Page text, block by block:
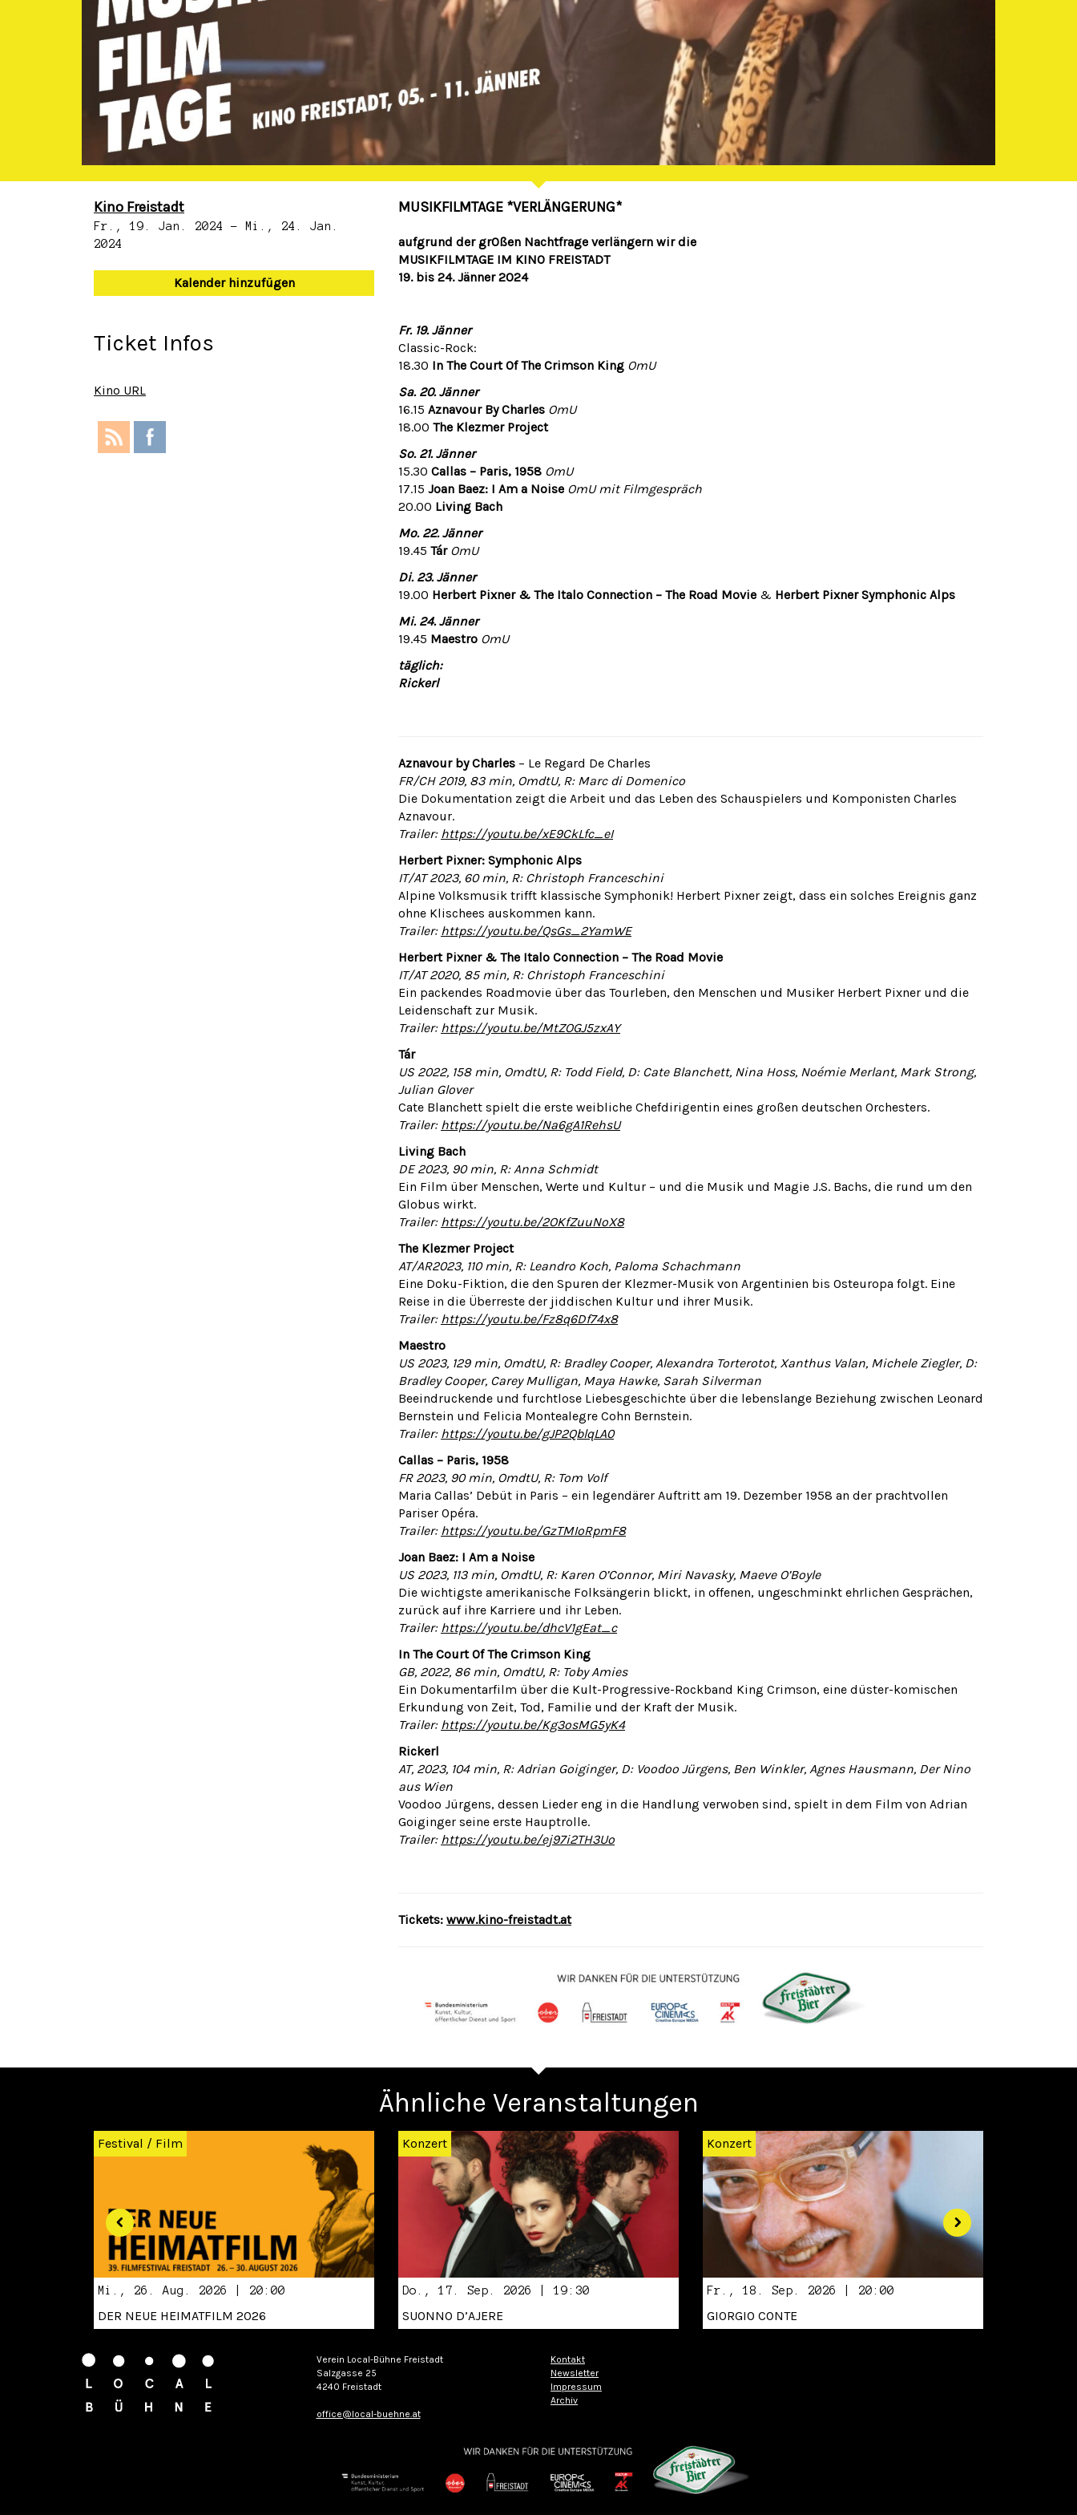
Kino Freistadt
Fr., 19. Jan. 2024 - Mi., 24. Jan.
2024
Kalender hinzufügen
Ticket Infos
Kino URL
MUSIKFILMTAGE *VERLÄNGERUNG*
aufgrund der gr0ßen Nachtfrage verlängern wir die
MUSIKFILMTAGE IM KINO FREISTADT
19. bis 24. Jänner 2024
Fr. 19. Jänner
Classic-Rock:
18.30 In The Court Of The Crimson King OmU
Sa. 20. Jänner
16.15 Aznavour By Charles OmU
18.00 The Klezmer Project
So. 21. Jänner
15.30 Callas – Paris, 1958 OmU
17.15 Joan Baez: I Am a Noise OmU mit Filmgespräch
20.00 Living Bach
Mo. 22. Jänner
19.45 Tár OmU
Di. 23. Jänner
19.00 Herbert Pixner & The Italo Connection – The Road Movie & Herbert Pixner Symphonic Alps
Mi. 24. Jänner
19.45 Maestro OmU
täglich:
Rickerl
Aznavour by Charles – Le Regard De Charles
FR/CH 2019, 83 min, OmdtU, R: Marc di Domenico
Die Dokumentation zeigt die Arbeit und das Leben des Schauspielers und Komponisten Charles
Aznavour.
Trailer: https://youtu.be/xE9CkLfc_eI
Herbert Pixner: Symphonic Alps
IT/AT 2023, 60 min, R: Christoph Franceschini
Alpine Volksmusik trifft klassische Symphonik! Herbert Pixner zeigt, dass ein solches Ereignis ganz
ohne Klischees auskommen kann.
Trailer: https://youtu.be/QsGs_2YamWE
Herbert Pixner & The Italo Connection – The Road Movie
IT/AT 2020, 85 min, R: Christoph Franceschini
Ein packendes Roadmovie über das Tourleben, den Menschen und Musiker Herbert Pixner und die
Leidenschaft zur Musik.
Trailer: https://youtu.be/MtZOGJ5zxAY
Tár
US 2022, 158 min, OmdtU, R: Todd Field, D: Cate Blanchett, Nina Hoss, Noémie Merlant, Mark Strong,
Julian Glover
Cate Blanchett spielt die erste weibliche Chefdirigentin eines großen deutschen Orchesters.
Trailer: https://youtu.be/Na6gA1RehsU
Living Bach
DE 2023, 90 min, R: Anna Schmidt
Ein Film über Menschen, Werte und Kultur – und die Musik und Magie J.S. Bachs, die rund um den
Globus wirkt.
Trailer: https://youtu.be/2OKfZuuNoX8
The Klezmer Project
AT/AR2023, 110 min, R: Leandro Koch, Paloma Schachmann
Eine Doku-Fiktion, die den Spuren der Klezmer-Musik von Argentinien bis Osteuropa folgt. Eine
Reise in die Überreste der jiddischen Kultur und ihrer Musik.
Trailer: https://youtu.be/Fz8q6Df74x8
Maestro
US 2023, 129 min, OmdtU, R: Bradley Cooper, Alexandra Torterotot, Xanthus Valan, Michele Ziegler, D:
Bradley Cooper, Carey Mulligan, Maya Hawke, Sarah Silverman
Beeindruckende und furchtlose Liebesgeschichte über die lebenslange Beziehung zwischen Leonard
Bernstein und Felicia Montealegre Cohn Bernstein.
Trailer: https://youtu.be/gJP2QblqLA0
Callas – Paris, 1958
FR 2023, 90 min, OmdtU, R: Tom Volf
Maria Callas’ Debüt in Paris – ein legendärer Auftritt am 19. Dezember 1958 an der prachtvollen
Pariser Opéra.
Trailer: https://youtu.be/GzTMIoRpmF8
Joan Baez: I Am a Noise
US 2023, 113 min, OmdtU, R: Karen O’Connor, Miri Navasky, Maeve O’Boyle
Die wichtigste amerikanische Folksängerin blickt, in offenen, ungeschminkt ehrlichen Gesprächen,
zurück auf ihre Karriere und ihr Leben.
Trailer: https://youtu.be/dhcV1gEat_c
In The Court Of The Crimson King
GB, 2022, 86 min, OmdtU, R: Toby Amies
Ein Dokumentarfilm über die Kult-Progressive-Rockband King Crimson, eine düster-komischen
Erkundung von Zeit, Tod, Familie und der Kraft der Musik.
Trailer: https://youtu.be/Kg3osMG5yK4
Rickerl
AT, 2023, 104 min, R: Adrian Goiginger, D: Voodoo Jürgens, Ben Winkler, Agnes Hausmann, Der Nino
aus Wien
Voodoo Jürgens, dessen Lieder eng in die Handlung verwoben sind, spielt in dem Film von Adrian
Goiginger seine erste Hauptrolle.
Trailer: https://youtu.be/ej97i2TH3Uo
Tickets: www.kino-freistadt.at
Ähnliche Veranstaltungen
Festival / Film
Mi., 26. Aug. 2026 | 20:00
DER NEUE HEIMATFILM 2026
Konzert
Do., 17. Sep. 2026 | 19:30
SUONNO D’AJERE
Konzert
Fr., 18. Sep. 2026 | 20:00
GIORGIO CONTE
Verein Local-Bühne Freistadt
Salzgasse 25
4240 Freistadt
office@local-buehne.at
Kontakt
Newsletter
Impressum
Archiv